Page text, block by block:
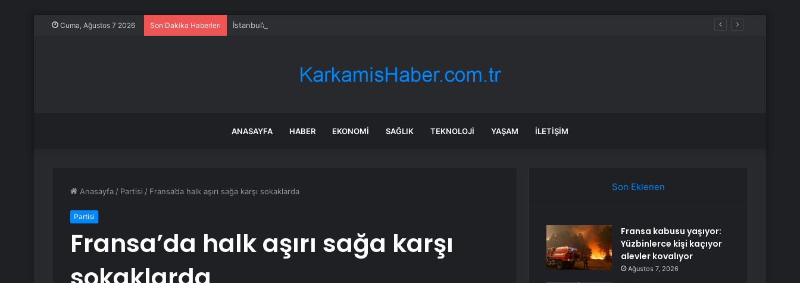
Cuma, Ağustos 7 2026 Son Dakika Haberleri İstanbul’a poyraz uyarısı: Rüzgar kuvvetlenecek!
ANASAYFA HABER EKONOMI SAĞLIK TEKNOLOJI YAŞAM İLETIŞIM
Anasayfa / Partisi / Fransa’da halk aşırı sağa karşı sokaklarda
Partisi
Fransa’da halk aşırı sağa karşı
Son Eklenen
Fransa kabusu yaşıyor:
Yüzbinlerce kişi kaçıyor
alevler kovalıyor
Ağustos 7, 2026